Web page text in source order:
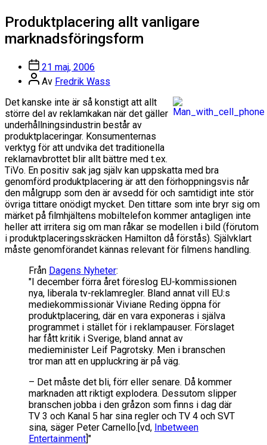
Produktplacering allt vanligare
marknadsföringsform
Inläggsdatum
21 maj, 2006
Inläggsförfattare
Av Fredrik Wass
Det kanske inte är så konstigt att allt
större del av reklamkakan när det gäller
underhållningsindustrin består av
produktplaceringar. Konsumenternas
verktyg för att undvika det traditionella
reklamavbrottet blir allt bättre med t.ex.
TiVo. En positiv sak jag själv kan uppskatta med bra
genomförd produktplacering är att den förhoppningsvis når
den målgrupp som den är avsedd för och samtidigt inte stör
övriga tittare onödigt mycket. Den tittare som inte bryr sig om
märket på filmhjältens mobiltelefon kommer antagligen inte
heller att irritera sig om man råkar se modellen i bild (förutom
i produktplaceringsskräcken Hamilton då förstås). Självklart
måste genomförandet kännas relevant för filmens handling.
Från Dagens Nyheter:
"I december förra året föreslog EU-kommissionen
nya, liberala tv-reklamregler. Bland annat vill EU:s
mediekommissionär Viviane Reding öppna för
produktplacering, där en vara exponeras i själva
programmet i stället för i reklampauser. Förslaget
har fått kritik i Sverige, bland annat av
medieminister Leif Pagrotsky. Men i branschen
tror man att en uppluckring är på väg.
– Det måste det bli, förr eller senare. Då kommer
marknaden att riktigt explodera. Dessutom slipper
branschen jobba i den gråzon som finns i dag där
TV 3 och Kanal 5 har sina regler och TV 4 och SVT
sina, säger Peter Carnello.[vd, Inbetween
Entertainment]"